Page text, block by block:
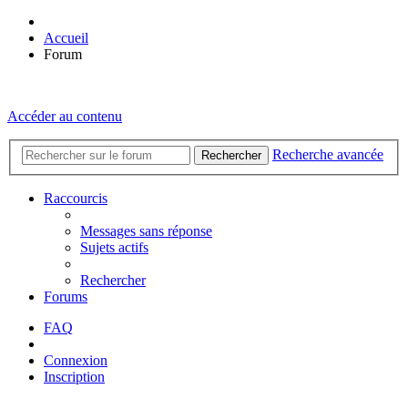
Accueil
Forum
Accéder au contenu
Rechercher Recherche avancée
Raccourcis
Messages sans réponse
Sujets actifs
Rechercher
Forums
FAQ
Connexion
Inscription